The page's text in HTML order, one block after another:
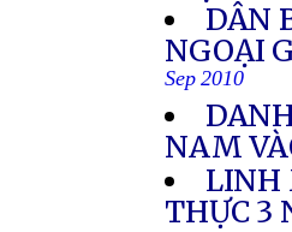
DÂN
NGOẠI
Sep 2010
NAM
LINH
THỰC 3